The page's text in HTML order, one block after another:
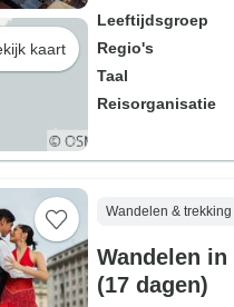
kaart
Leeftijdsgroep
Regio's
Taal
Reisorganisatie
Wandelen & trekking
Wandelen
(17 dagen)